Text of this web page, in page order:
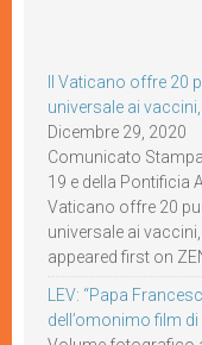
Il Vaticano offre 20
universale ai
Dicembre 29, 2020
Comunicato
19 e della Pontificia
Vaticano offre 20
universale ai
appeared first on
LEV: “Papa
dell’omonimo film